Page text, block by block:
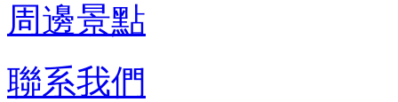
周邊景點
聯系我們